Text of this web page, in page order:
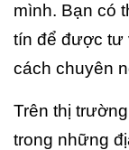
mình. Bạn có
tín để được tư
cách chuyên
Trên thị
trong những